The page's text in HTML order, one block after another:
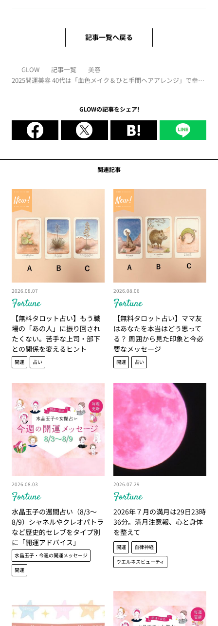
記事一覧へ戻る
GLOW 記事一覧
美容
2025開運美容 40代は「血色メイク＆ひと手間ヘアアレンジ」で幸せ
GLOWの記事をシェア!
関連記事
Fortune
2026.08.07
【無料タロット占い】もう職
場の「あの人」に振り回され
たくない。苦手な上司・部下
との関係を変えるヒント
開運 占い
Fortune
2026.08.06
【無料タロット占い】ママ友
はあなたを本当はどう思って
る？ 周囲から見た印象と今必
要なメッセージ
開運 占い
Fortune
2026.08.03
水晶玉子の週間占い（8/3～
8/9）シャネルやクレオパトラ
など歴史的セレブをタイプ別
に「開運アドバイス」
水晶玉子・今週の開運メッセージ
開運
Fortune
2026.07.29
2026年７月の満月は29日23時
36分。満月注意報、心と身体
を整えて
開運
自律神経
ウエルネスビューティ